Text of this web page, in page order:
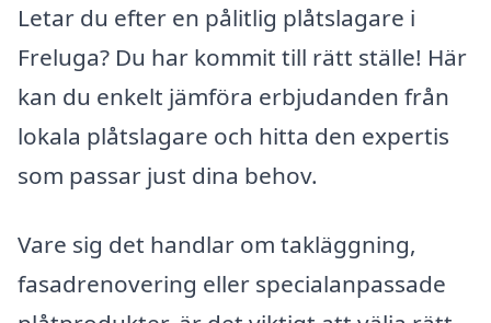
Letar du efter en pålitlig plåtslagare i
Freluga? Du har kommit till rätt ställe! Här
kan du enkelt jämföra erbjudanden från
lokala plåtslagare och hitta den expertis
som passar just dina behov.
Vare sig det handlar om takläggning,
fasadrenovering eller specialanpassade